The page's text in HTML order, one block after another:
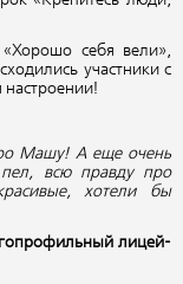
«Хорошо себя вели»,
участники с
Машу! А еще очень
пел, всю правду про
хотели бы
лицей-